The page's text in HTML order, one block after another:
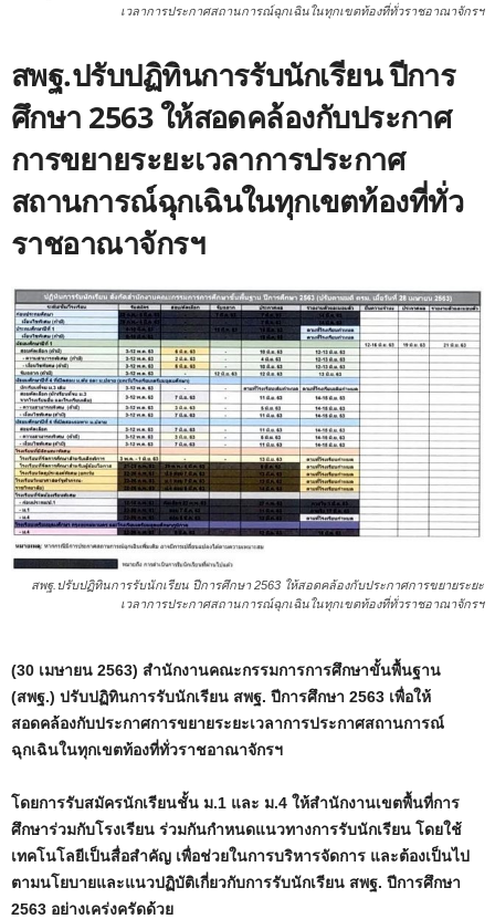
เวลาการประกาศสถานการณ์ฉุกเฉินในทุกเขตท้องที่ทั่วราชอาณาจักรฯ
สพฐ.ปรับปฏิทินการรับนักเรียน ปีการ
ศึกษา 2563 ให้สอดคล้องกับประกาศ
การขยายระยะเวลาการประกาศ
สถานการณ์ฉุกเฉินในทุกเขตท้องที่ทั่ว
ราชอาณาจักรฯ
สพฐ.ปรับปฏิทินการรับนักเรียน ปีการศึกษา 2563 ให้สอดคล้องกับประกาศการขยายระยะ
เวลาการประกาศสถานการณ์ฉุกเฉินในทุกเขตท้องที่ทั่วราชอาณาจักรฯ
(30 เมษายน 2563) สำนักงานคณะกรรมการการศึกษาขั้นพื้นฐาน
(สพฐ.) ปรับปฏิทินการรับนักเรียน สพฐ. ปีการศึกษา 2563 เพื่อให้
สอดคล้องกับประกาศการขยายระยะเวลาการประกาศสถานการณ์
ฉุกเฉินในทุกเขตท้องที่ทั่วราชอาณาจักรฯ
โดยการรับสมัครนักเรียนชั้น ม.1 และ ม.4 ให้สำนักงานเขตพื้นที่การ
ศึกษาร่วมกับโรงเรียน ร่วมกันกำหนดแนวทางการรับนักเรียน โดยใช้
เทคโนโลยีเป็นสื่อสำคัญ เพื่อช่วยในการบริหารจัดการ และต้องเป็นไป
ตามนโยบายและแนวปฏิบัติเกี่ยวกับการรับนักเรียน สพฐ. ปีการศึกษา
2563 อย่างเคร่งครัดด้วย